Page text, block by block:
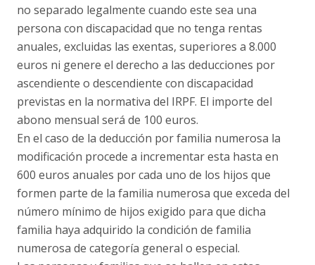
no separado legalmente cuando este sea una
persona con discapacidad que no tenga rentas
anuales, excluidas las exentas, superiores a 8.000
euros ni genere el derecho a las deducciones por
ascendiente o descendiente con discapacidad
previstas en la normativa del IRPF. El importe del
abono mensual será de 100 euros.
En el caso de la deducción por familia numerosa la
modificación procede a incrementar esta hasta en
600 euros anuales por cada uno de los hijos que
formen parte de la familia numerosa que exceda del
número mínimo de hijos exigido para que dicha
familia haya adquirido la condición de familia
numerosa de categoría general o especial.